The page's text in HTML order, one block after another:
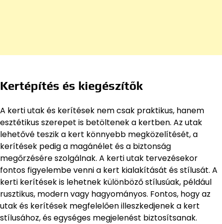
Kertépítés és kiegészítők
A kerti utak és kerítések nem csak praktikus, hanem
esztétikus szerepet is betöltenek a kertben. Az utak
lehetővé teszik a kert könnyebb megközelítését, a
kerítések pedig a magánélet és a biztonság
megőrzésére szolgálnak. A kerti utak tervezésekor
fontos figyelembe venni a kert kialakítását és stílusát. A
kerti kerítések is lehetnek különböző stílusúak, például
rusztikus, modern vagy hagyományos. Fontos, hogy az
utak és kerítések megfelelően illeszkedjenek a kert
stílusához, és egységes megjelenést biztosítsanak.